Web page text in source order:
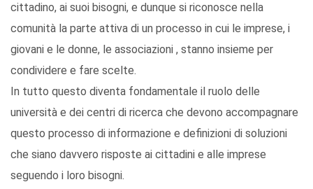
cittadino, ai suoi bisogni, e dunque si riconosce nella
comunità la parte attiva di un processo in cui le imprese, i
giovani e le donne, le associazioni , stanno insieme per
condividere e fare scelte.
In tutto questo diventa fondamentale il ruolo delle
università e dei centri di ricerca che devono accompagnare
questo processo di informazione e definizioni di soluzioni
che siano davvero risposte ai cittadini e alle imprese
seguendo i loro bisogni.